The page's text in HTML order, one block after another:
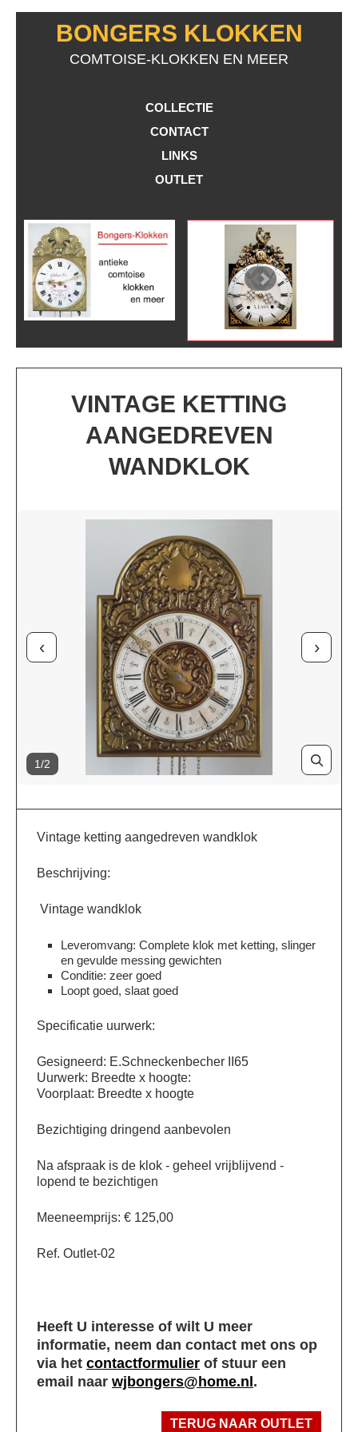
BONGERS KLOKKEN
COMTOISE-KLOKKEN EN MEER
COLLECTIE
CONTACT
LINKS
OUTLET
VINTAGE KETTING
AANGEDREVEN
WANDKLOK
‹
1/2
›
Vintage ketting aangedreven wandklok
Beschrijving:
Vintage wandklok
Leveromvang: Complete klok met ketting, slinger
en gevulde messing gewichten
Conditie: zeer goed
Loopt goed, slaat goed
Specificatie uurwerk:
Gesigneerd: E.Schneckenbecher II65
Uurwerk: Breedte x hoogte:
Voorplaat: Breedte x hoogte
Bezichtiging dringend aanbevolen
Na afspraak is de klok - geheel vrijblijvend -
lopend te bezichtigen
Meeneemprijs: € 125,00
Ref. Outlet-02
Heeft U interesse of wilt U meer
informatie, neem dan contact met ons op
via het contactformulier of stuur een
email naar wjbongers@home.nl .
TERUG NAAR OUTLET